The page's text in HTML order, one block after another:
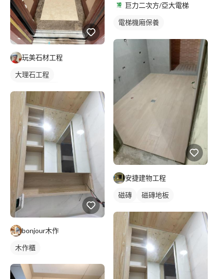
玩美石材工程
大理石工程
bonjour木作
木作櫃
巨力二次方/亞大電梯
電梯機廂保養
安捷建物工程
磁磚
磁磚地板